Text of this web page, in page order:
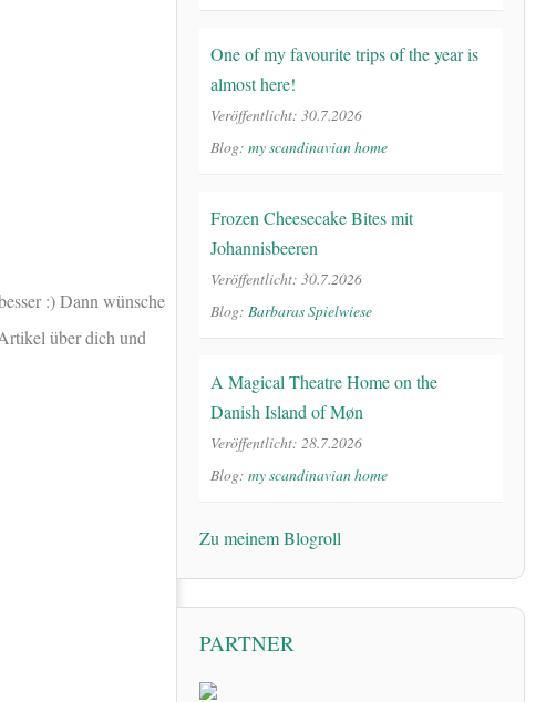
:) Dann wünsche
über dich und
One of my favourite trips of the year is
almost here!
Veröffentlicht: 30.7.2026
Blog: my scandinavian home
Frozen Cheesecake Bites mit
Johannisbeeren
Veröffentlicht: 30.7.2026
Blog: Barbaras Spielwiese
A Magical Theatre Home on the
Danish Island of Møn
Veröffentlicht: 28.7.2026
Blog: my scandinavian home
Zu meinem Blogroll
PARTNER